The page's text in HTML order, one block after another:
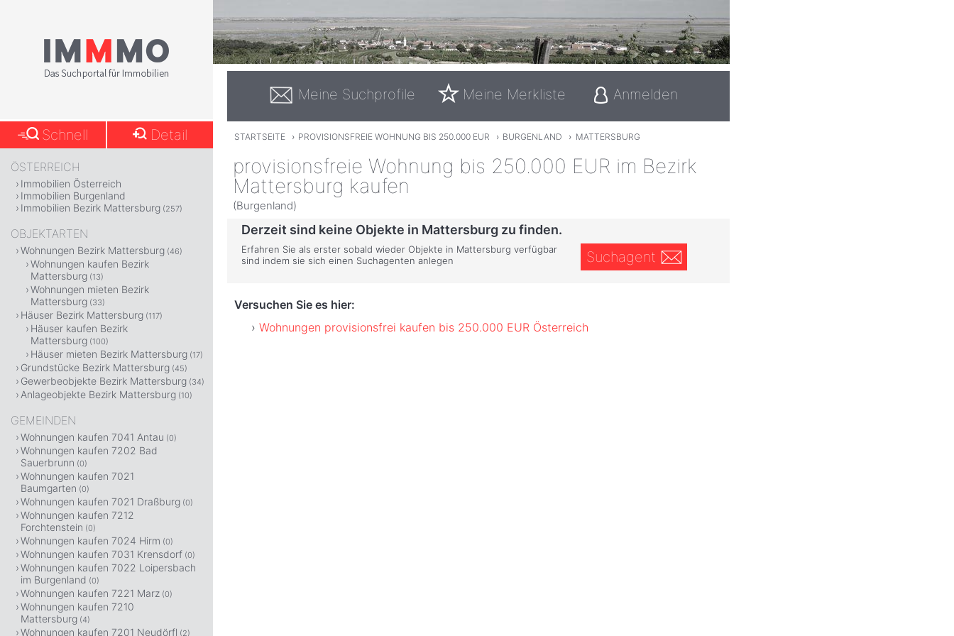
Meine Suchprofile Meine Merkliste Anmelden
STARTSEITE › PROVISIONSFREIE WOHNUNG BIS 250.000 EUR › BURGENLAND › MATTERSBURG
provisionsfreie Wohnung bis 250.000 EUR im Bezirk
Mattersburg kaufen
(Burgenland)
Derzeit sind keine Objekte in Mattersburg zu finden.
Erfahren Sie als erster sobald wieder Objekte in Mattersburg verfügbar
sind indem sie sich einen Suchagenten anlegen
Suchagent
Versuchen Sie es hier:
Wohnungen provisionsfrei kaufen bis 250.000 EUR Österreich
Schnell Detail
ÖSTERREICH
Immobilien Österreich
Immobilien Burgenland
Immobilien Bezirk Mattersburg (257)
OBJEKTARTEN
Wohnungen Bezirk Mattersburg (46)
Wohnungen kaufen Bezirk
Mattersburg (13)
Wohnungen mieten Bezirk
Mattersburg (33)
Häuser Bezirk Mattersburg (117)
Häuser kaufen Bezirk
Mattersburg (100)
Häuser mieten Bezirk Mattersburg (17)
Grundstücke Bezirk Mattersburg (45)
Gewerbeobjekte Bezirk Mattersburg (34)
Anlageobjekte Bezirk Mattersburg (10)
GEMEINDEN
Wohnungen kaufen 7041 Antau (0)
Wohnungen kaufen 7202 Bad
Sauerbrunn (0)
Wohnungen kaufen 7021
Baumgarten (0)
Wohnungen kaufen 7021 Draßburg (0)
Wohnungen kaufen 7212
Forchtenstein (0)
Wohnungen kaufen 7024 Hirm (0)
Wohnungen kaufen 7031 Krensdorf (0)
Wohnungen kaufen 7022 Loipersbach
im Burgenland (0)
Wohnungen kaufen 7221 Marz (0)
Wohnungen kaufen 7210
Mattersburg (4)
Wohnungen kaufen 7201 Neudörfl (2)